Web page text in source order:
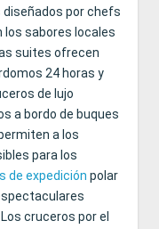
diseñados por chefs
los sabores locales
suites ofrecen
24 horas y
de lujo
a bordo de buques
a los
para los
de expedición polar
cruceros por el